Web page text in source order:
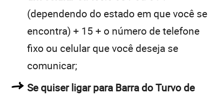
(dependendo do estado em que você se
encontra) + 15 + o número de telefone
fixo ou celular que você deseja se
comunicar;
Se quiser ligar para Barra do Turvo de